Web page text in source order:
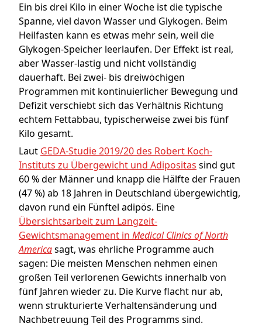
Ein bis drei Kilo in einer Woche ist die typische
Spanne, viel davon Wasser und Glykogen. Beim
Heilfasten kann es etwas mehr sein, weil die
Glykogen-Speicher leerlaufen. Der Effekt ist real,
aber Wasser-lastig und nicht vollständig
dauerhaft. Bei zwei- bis dreiwöchigen
Programmen mit kontinuierlicher Bewegung und
Defizit verschiebt sich das Verhältnis Richtung
echtem Fettabbau, typischerweise zwei bis fünf
Kilo gesamt.
Laut GEDA-Studie 2019/20 des Robert Koch-
Instituts zu Übergewicht und Adipositas sind gut
60 % der Männer und knapp die Hälfte der Frauen
(47 %) ab 18 Jahren in Deutschland übergewichtig,
davon rund ein Fünftel adipös. Eine
Übersichtsarbeit zum Langzeit-
Gewichtsmanagement in Medical Clinics of North
Americasagt, was ehrliche Programme auch
sagen: Die meisten Menschen nehmen einen
großen Teil verlorenen Gewichts innerhalb von
fünf Jahren wieder zu. Die Kurve flacht nur ab,
wenn strukturierte Verhaltensänderung und
Nachbetreuung Teil des Programms sind.